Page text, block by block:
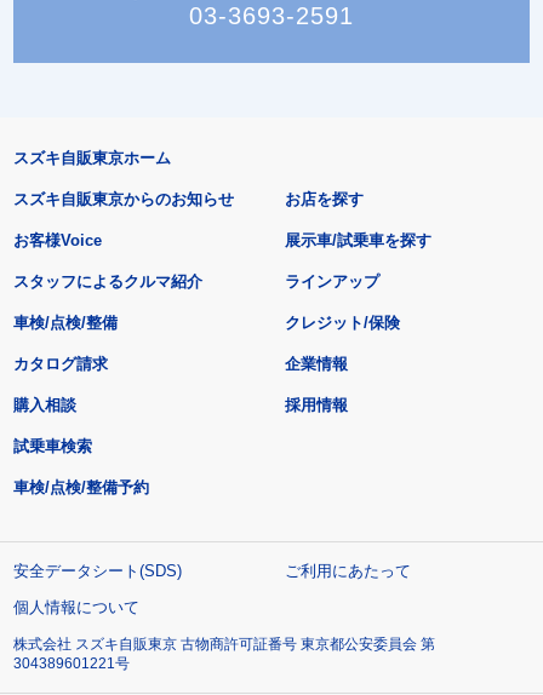
03-3693-2591
スズキ自販東京ホーム
スズキ自販東京からのお知らせ
お客様Voice
スタッフによるクルマ紹介
お店を探す
展示車/試乗車を探す
ラインアップ
車検/点検/整備 クレジット/保険
カタログ請求
購入相談
試乗車検索
車検/点検/整備予約
企業情報
採用情報
安全データシート(SDS)
ご利用にあたって
個人情報について
株式会社 スズキ自販東京 古物商許可証番号 東京都公安委員会 第
304389601221号